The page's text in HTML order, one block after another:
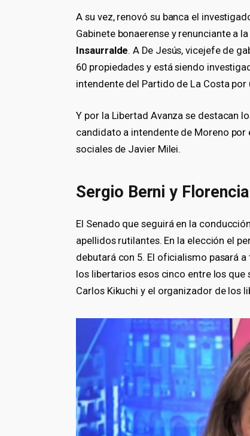
A su vez, renovó su banca el
Gabinete bonaerense y renunciante a
Insaurralde. A De Jesús, vicejefe de
60 propiedades y está siendo
intendente del Partido de La Costa por
Y por la Libertad Avanza se destacan
candidato a intendente de Moreno por
sociales de Javier Milei.
Sergio Berni y
El Senado que seguirá en la
apellidos rutilantes. En la elección el
debutará con 5. El oficialismo pasará
los libertarios esos cinco entre los
Carlos Kikuchi y el organizador de los